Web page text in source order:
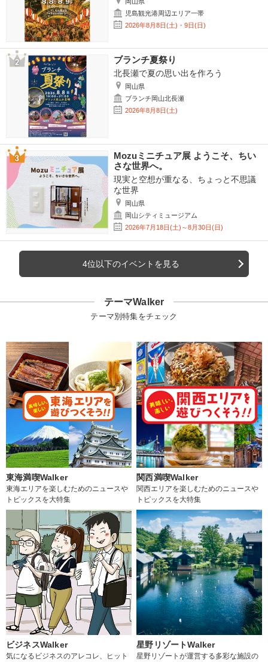
児島観光港周辺エリア一帯
2026年8月8日(土)・9日(日)
ブランチ夏祭り
北長瀬で夏の思い出を作ろう
岡山県
ブランチ岡山北長瀬
2026年8月8日(土)
Mozuミニチュア展 ようこそ、ちい
さな世界へ。
現実と空想が重なる、ちょっと不思議
な世界
岡山県
岡山シティミュージアム
2026年7月18日(土)～8月30日(日)
4位以下のイベントを見る
テーマWalker
テーマ別特集をチェック
東海満喫Walker
東海エリアを楽しむためのニュースや
トピックスを大特集
関西満喫Walker
関西エリアを楽しむためのニュースや
トピックスを大特集
ビジネスWalker
気になるビジネスのアレコレ、ヒット
星野リゾートWalker
星野リゾートが運営する多彩な施設の